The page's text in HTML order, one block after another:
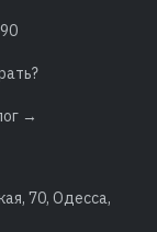
→
70, Одесса,